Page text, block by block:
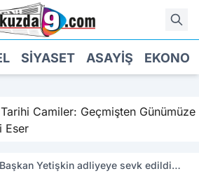
SIYASET ASAYIŞ
Camiler: Geçmişten Günümüze
Başkan Yetişkin adliyeye sevk edildi